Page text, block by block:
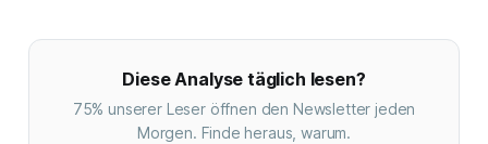
Diese Analyse täglich lesen?
75% unserer Leser öffnen den Newsletter jeden
Morgen. Finde heraus, warum.